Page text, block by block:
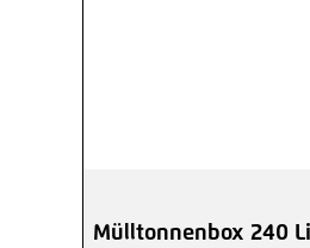
Mülltonnenbox 240